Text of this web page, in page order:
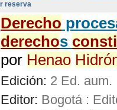
Derecho
derechos
por Henao
Edición: 2 Ed. aum.
Editor: Bogotá :